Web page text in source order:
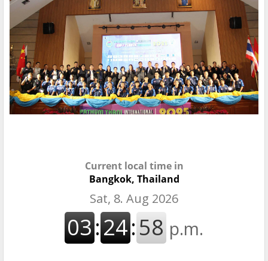
Current local time in
Bangkok, Thailand